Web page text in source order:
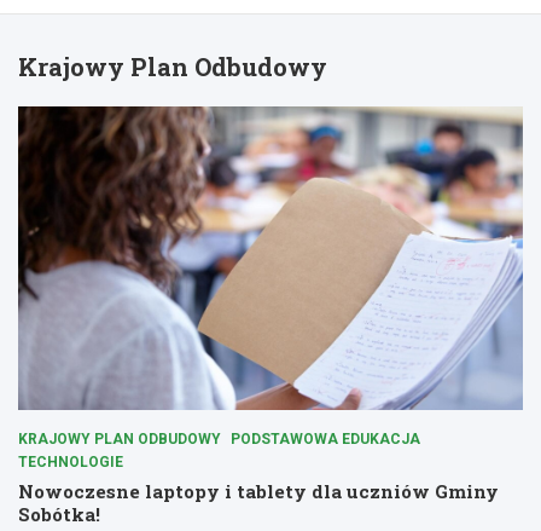
Krajowy Plan Odbudowy
KRAJOWY PLAN ODBUDOWY
PODSTAWOWA EDUKACJA
TECHNOLOGIE
Nowoczesne laptopy i tablety dla uczniów Gminy
Sobótka!